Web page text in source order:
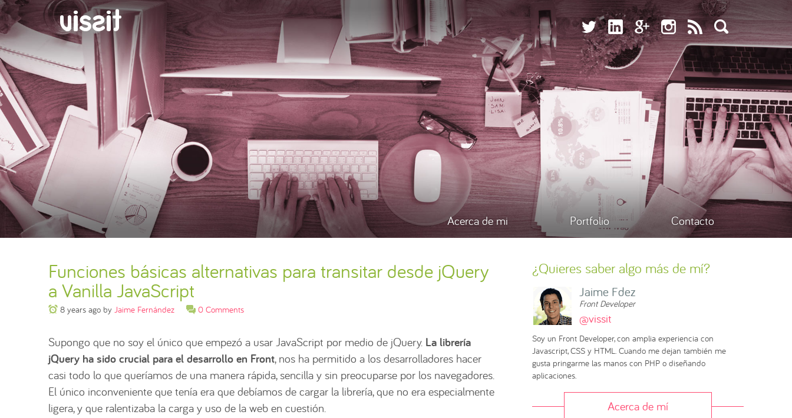
Acerca de mi Portfolio Contacto
Funciones básicas alternativas para transitar desde jQuery
a Vanilla JavaScript
8 years ago by Jaime Fernández 0 Comments
Supongo que no soy el único que empezó a usar JavaScript por medio de jQuery. La librería
jQuery ha sido crucial para el desarrollo en Front, nos ha permitido a los desarrolladores hacer
casi todo lo que queríamos de una manera rápida, sencilla y sin preocuparse por los navegadores.
El único inconveniente que tenía era que debíamos de cargar la librería, que no era especialmente
ligera, y que ralentizaba la carga y uso de la web en cuestión.
¿Quieres saber algo más de mí?
Jaime Fdez
Front Developer
@vissit
Soy un Front Developer, con amplia experiencia con
Javascript, CSS y HTML. Cuando me dejan también me
gusta pringarme las manos con PHP o diseñando
aplicaciones.
Acerca de mí